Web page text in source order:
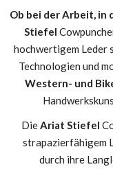
Ob bei der Arbeit, in
Stiefel
hochwertigem Leder
Technologien und
Western- und
DieAriat Stiefel
strapazierfähigem
durch ihre